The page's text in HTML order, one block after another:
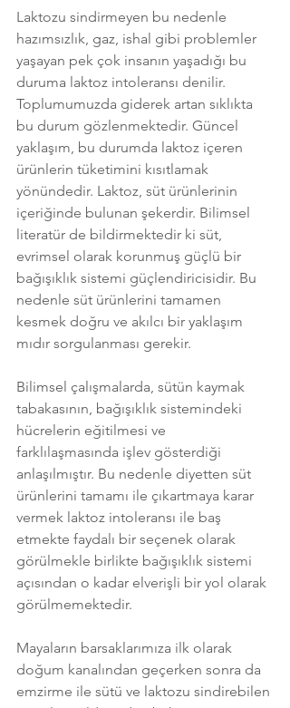
Laktozu sindirmeyen bu nedenle
hazımsızlık, gaz, ishal gibi problemler
yaşayan pek çok insanın yaşadığı bu
duruma laktoz intoleransı denilir.
Toplumumuzda giderek artan sıklıkta
bu durum gözlenmektedir. Güncel
yaklaşım, bu durumda laktoz içeren
ürünlerin tüketimini kısıtlamak
yönündedir. Laktoz, süt ürünlerinin
içeriğinde bulunan şekerdir. Bilimsel
literatür de bildirmektedir ki süt,
evrimsel olarak korunmuş güçlü bir
bağışıklık sistemi güçlendiricisidir. Bu
nedenle süt ürünlerini tamamen
kesmek doğru ve akılcı bir yaklaşım
mıdır sorgulanması gerekir.
Bilimsel çalışmalarda, sütün kaymak
tabakasının, bağışıklık sistemindeki
hücrelerin eğitilmesi ve
farklılaşmasında işlev gösterdiği
anlaşılmıştır. Bu nedenle diyetten süt
ürünlerini tamamı ile çıkartmaya karar
vermek laktoz intoleransı ile baş
etmekte faydalı bir seçenek olarak
görülmekle birlikte bağışıklık sistemi
açısından o kadar elverişli bir yol olarak
görülmemektedir.
Mayaların barsaklarımıza ilk olarak
doğum kanalından geçerken sonra da
emzirme ile sütü ve laktozu sindirebilen